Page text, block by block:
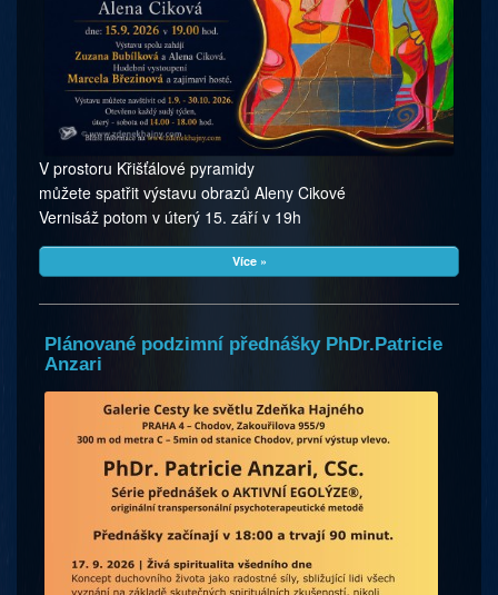
V prostoru Křišťálové pyramidy
můžete spatřit výstavu obrazů Aleny Cikové
Vernisáž potom v úterý 15. září v 19h
Více »
Plánované podzimní přednášky PhDr.Patricie
Anzari